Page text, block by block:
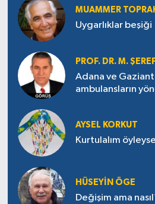
MUAMMER
Uygarlıklar beşiği
PROF. DR. M.
Adana ve
ambulansların
AYSEL KORKUT
Kurtulalım öyleyse
HÜSEYIN ÖGE
Değişim ama